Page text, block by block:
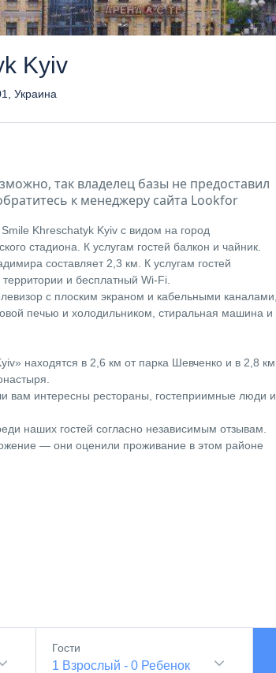
Kyiv
Украина
так владелец базы не предоставил
к менеджеру сайта Lookfor
Khreschatyk Kyiv с видом на город
стадиона. К услугам гостей балкон и чайник.
составляет 2,3 км. К услугам гостей
и бесплатный Wi-Fi.
с плоским экраном и кабельными каналами,
печью и холодильником, стиральная машина и
находятся в 2,6 км от парка Шевченко и в 2,8 км
вам интересны рестораны, гостеприимные люди и
наших гостей согласно независимым отзывам.
— они оценили проживание в этом районе
Гости
1 Взрослый -0 Ребенок